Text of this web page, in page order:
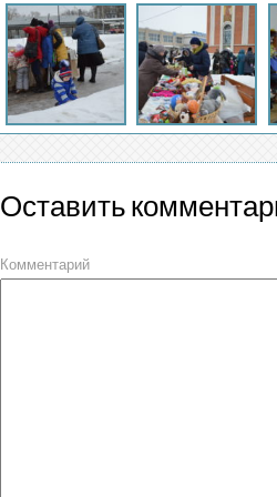
Оставить
Комментарий